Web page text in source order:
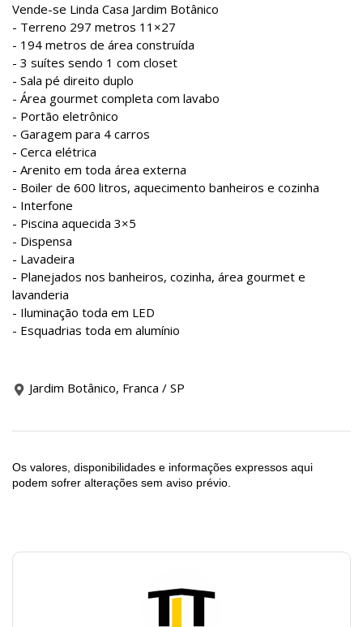
Vende-se Linda Casa Jardim Botânico
- Terreno 297 metros 11×27
- 194 metros de área construída
- 3 suítes sendo 1 com closet
- Sala pé direito duplo
- Área gourmet completa com lavabo
- Portão eletrônico
- Garagem para 4 carros
- Cerca elétrica
- Arenito em toda área externa
- Boiler de 600 litros, aquecimento banheiros e cozinha
- Interfone
- Piscina aquecida 3×5
- Dispensa
- Lavadeira
- Planejados nos banheiros, cozinha, área gourmet e
lavanderia
- Iluminação toda em LED
- Esquadrias toda em alumínio
Jardim Botânico, Franca / SP
Os valores, disponibilidades e informações expressos aqui
podem sofrer alterações sem aviso prévio.